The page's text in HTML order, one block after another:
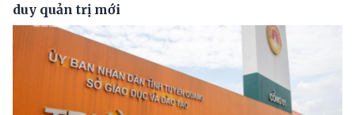
duy quản trị mới